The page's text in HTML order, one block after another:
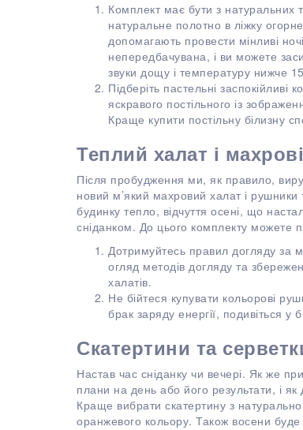
Комплект має бути з натуральних
натуральне полотно в ліжку
допомагають провести мінливі
непередбачувана, і ви можете
звуки дощу і температуру нижче
Підберіть пастельні
яскравого постільного із
Краще купити постільну білизну
Теплий халат і
Після пробудження ми, як правило,
новий м’який махровий халат і рушники
будинку тепло, відчуття осені, що
сніданком. До цього комплекту можете
Дотримуйтесь правил догляду
огляд методів догляду та
халатів.
Не бійтеся купувати кольорові
брак заряду енергії, подивіться у
Скатертини та
Настав час сніданку чи вечері. Як же
плани на день або його результати, і
Краще вибрати скатертину з
оранжевого кольору. Також восени